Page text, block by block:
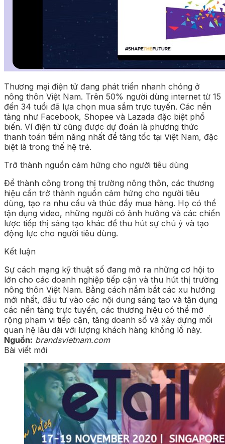
Thương mại điện tử đang phát triển nhanh chóng ở
nông thôn Việt Nam. Trên 50% người dùng internet từ 15
đến 34 tuổi đã lựa chọn mua sắm trực tuyến. Các nền
tảng như Facebook, Shopee và Lazada đặc biệt phổ
biến. Ví điện tử cũng được dự đoán là phương thức
thanh toán tiềm năng nhất để tăng tốc tại Việt Nam, đặc
biệt là trong thế hệ trẻ.
Trở thành nguồn cảm hứng cho người tiêu dùng
Để thành công trong thị trường nông thôn, các thương
hiệu cần trở thành nguồn cảm hứng cho người tiêu
dùng, tạo ra nhu cầu và thúc đẩy mua hàng. Họ có thể
tận dụng video, những người có ảnh hưởng và các chiến
lược tiếp thị sáng tạo khác để thu hút sự chú ý và tạo
động lực cho người tiêu dùng.
Kết luận
Sự cách mạng kỹ thuật số đang mở ra những cơ hội to
lớn cho các doanh nghiệp tiếp cận và thu hút thị trường
nông thôn Việt Nam. Bằng cách nắm bắt các xu hướng
mới nhất, đầu tư vào các nội dung sáng tạo và tận dụng
các nền tảng trực tuyến, các thương hiệu có thể mở
rộng phạm vi tiếp cận, tăng doanh số và xây dựng mối
quan hệ lâu dài với lượng khách hàng khổng lồ này.
Nguồn: brandsvietnam.com
Bài viết mới